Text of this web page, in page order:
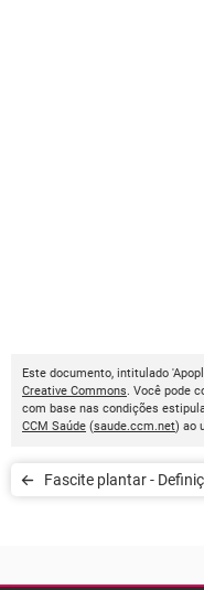
Este documento, intitulado
Creative Commons. Você pode
com base nas condições
CCM Saúde (saude.ccm.net) ao
Fascite plantar -